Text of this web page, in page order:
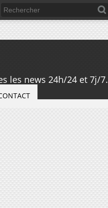
les news 24h/24 et 7j/7.